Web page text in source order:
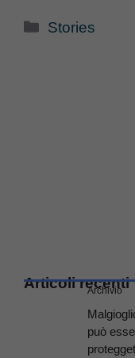
Categorie
Stories
Articoli recenti
Archivio
può